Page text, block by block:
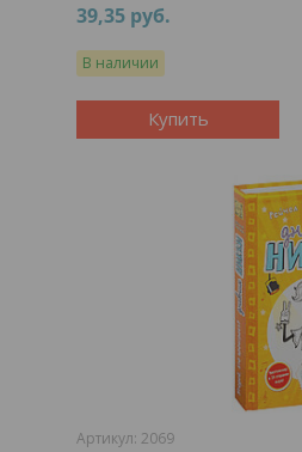
39,35 руб.
В наличии
Купить
2069